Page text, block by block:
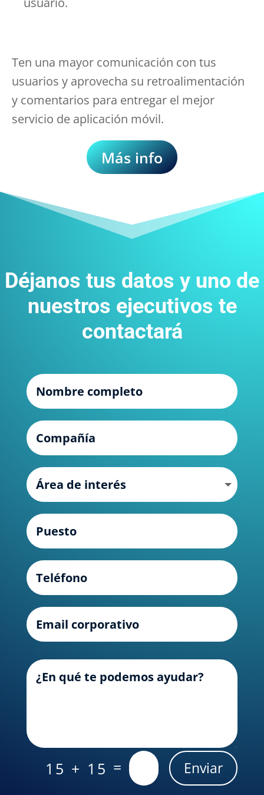
Ten una mayor comunicación con tus
usuarios y aprovecha su retroalimentación
y comentarios para entregar el mejor
servicio de aplicación móvil.
Más info
Déjanos tus datos y uno de
nuestros ejecutivos te
contactará
15 + 15 = Enviar